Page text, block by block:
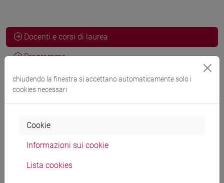
Docenti e corsi di laurea
Programma
Docenti
MENEGHINI Daniela
Materiali didattici
chiudendo la finestra si accettano automaticamente solo i
cookies necessari
Cookie
Informazioni sui cookie
Lista cookies